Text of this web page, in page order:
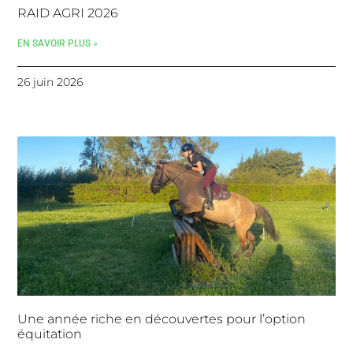
RAID AGRI 2026
EN SAVOIR PLUS »
26 juin 2026
Une année riche en découvertes pour l’option
équitation